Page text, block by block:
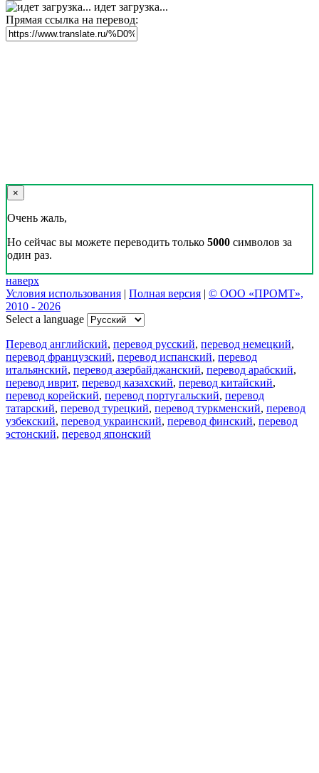
идет загрузка...
Прямая ссылка на перевод:
×
Очень жаль,
Но сейчас вы можете переводить только 5000 символов за
один раз.
наверх
Условия использования | Полная версия | © ООО «ПРОМТ»,
2010 - 2026
Select a language
Перевод английский, перевод русский, перевод немецкий,
перевод французский, перевод испанский, перевод
итальянский, перевод азербайджанский, перевод арабский,
перевод иврит, перевод казахский, перевод китайский,
перевод корейский, перевод португальский, перевод
татарский, перевод турецкий, перевод туркменский, перевод
узбекский, перевод украинский, перевод финский, перевод
эстонский, перевод японский